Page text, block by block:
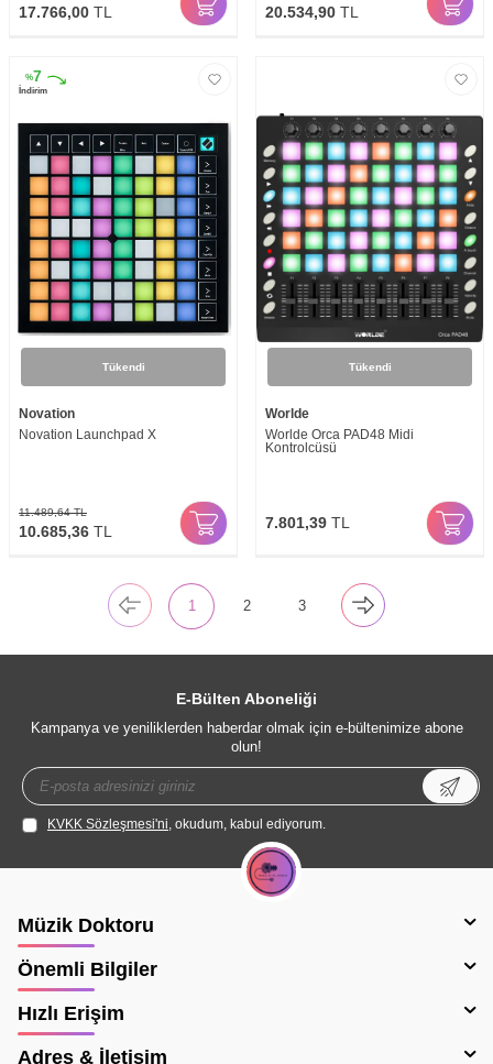
17.766,00 TL 20.534,90 TL
%7
İndirim
Tükendi
Novation
Novation Launchpad X
11.489,64TL
10.685,36 TL
Tükendi
Worlde
Worlde Orca PAD48 Midi
Kontrolcüsü
7.801,39 TL
1 2 3
E-Bülten Aboneliği
Kampanya ve yeniliklerden haberdar olmak için e-bültenimize abone
olun!
KVKK Sözleşmesi'ni, okudum, kabul ediyorum.
Müzik Doktoru
Önemli Bilgiler
Hızlı Erişim
Adres & İletişim